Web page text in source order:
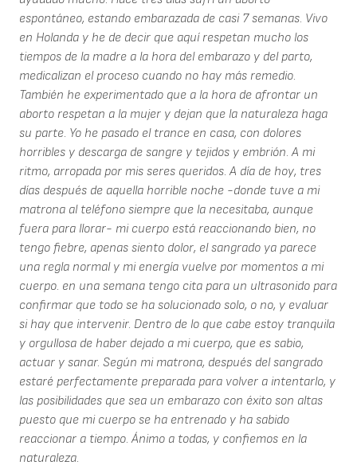
espontáneo, estando embarazada de casi 7 semanas. Vivo
en Holanda y he de decir que aquí respetan mucho los
tiempos de la madre a la hora del embarazo y del parto,
medicalizan el proceso cuando no hay más remedio.
También he experimentado que a la hora de afrontar un
aborto respetan a la mujer y dejan que la naturaleza haga
su parte. Yo he pasado el trance en casa, con dolores
horribles y descarga de sangre y tejidos y embrión. A mi
ritmo, arropada por mis seres queridos. A día de hoy, tres
días después de aquella horrible noche -donde tuve a mi
matrona al teléfono siempre que la necesitaba, aunque
fuera para llorar- mi cuerpo está reaccionando bien, no
tengo fiebre, apenas siento dolor, el sangrado ya parece
una regla normal y mi energía vuelve por momentos a mi
cuerpo. en una semana tengo cita para un ultrasonido para
confirmar que todo se ha solucionado solo, o no, y evaluar
si hay que intervenir. Dentro de lo que cabe estoy tranquila
y orgullosa de haber dejado a mi cuerpo, que es sabio,
actuar y sanar. Según mi matrona, después del sangrado
estaré perfectamente preparada para volver a intentarlo, y
las posibilidades que sea un embarazo con éxito son altas
puesto que mi cuerpo se ha entrenado y ha sabido
reaccionar a tiempo. Ánimo a todas, y confiemos en la
naturaleza.